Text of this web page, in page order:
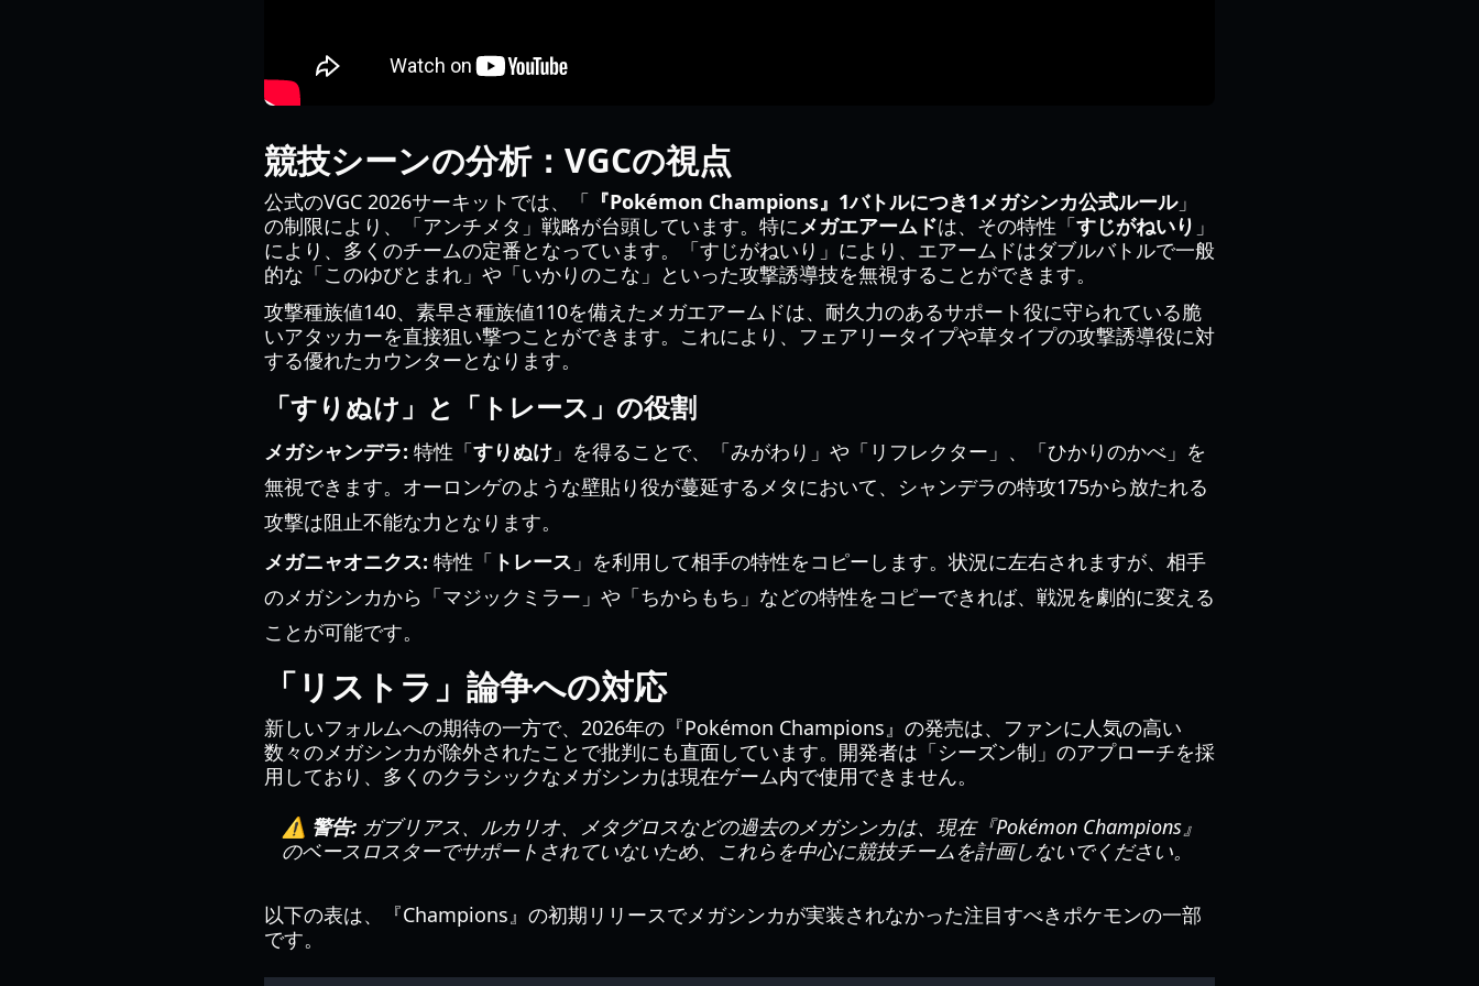
競技シーンの分析：VGCの視点
公式のVGC 2026サーキットでは、「 『Pokémon Champions』1バトルにつき1メガシンカ公式ルール」
の制限により、「アンチメタ」戦略が台頭しています。特にメガエアームドは、その特性「すじがねいり 」
により、多くのチームの定番となっています。「すじがねいり」により、エアームドはダブルバトルで一般
的な「このゆびとまれ」や「いかりのこな」といった攻撃誘導技を無視することができます。
攻撃種族値140、素早さ種族値110を備えたメガエアームドは、耐久力のあるサポート役に守られている脆
いアタッカーを直接狙い撃つことができます。これにより、フェアリータイプや草タイプの攻撃誘導役に対
する優れたカウンターとなります。
「すりぬけ」と「トレース」の役割
メガシャンデラ: 特性「すりぬけ 」を得ることで、「みがわり」や「リフレクター」、「ひかりのかべ」を
無視できます。オーロンゲのような壁貼り役が蔓延するメタにおいて、シャンデラの特攻175から放たれる
攻撃は阻止不能な力となります。
メガニャオニクス: 特性「 トレース 」を利用して相手の特性をコピーします。状況に左右されますが、相手
のメガシンカから「マジックミラー」や「ちからもち」などの特性をコピーできれば、戦況を劇的に変える
ことが可能です。
「リストラ」論争への対応
新しいフォルムへの期待の一方で、2026年の『Pokémon Champions』の発売は、ファンに人気の高い
数々のメガシンカが除外されたことで批判にも直面しています。開発者は「シーズン制」のアプローチを採
用しており、多くのクラシックなメガシンカは現在ゲーム内で使用できません。
⚠️ 警告: ガブリアス、ルカリオ、メタグロスなどの過去のメガシンカは、現在『Pokémon Champions』
のベースロスターでサポートされていないため、これらを中心に競技チームを計画しないでください。
以下の表は、『Champions』の初期リリースでメガシンカが実装されなかった注目すべきポケモンの一部
です。